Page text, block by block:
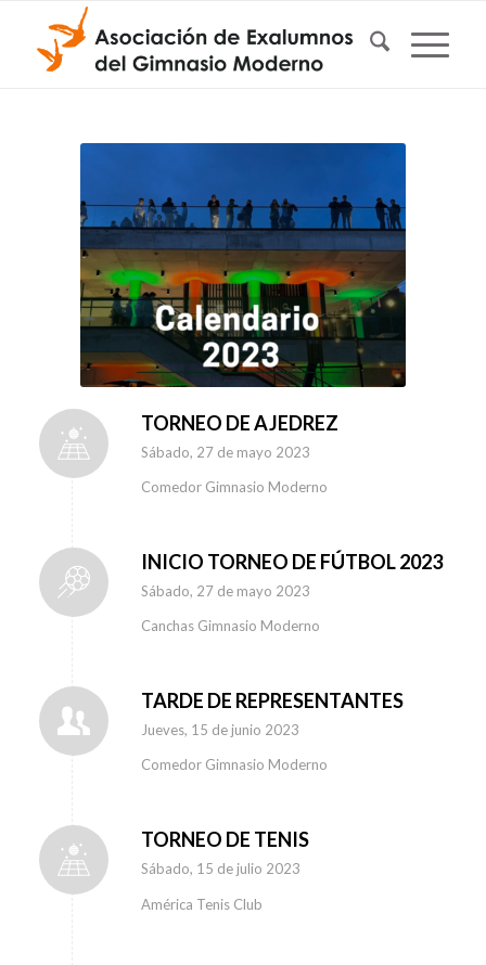
TORNEO DE AJEDREZ
Sábado, 27 de mayo 2023
Comedor Gimnasio Moderno
INICIO TORNEO DE FÚTBOL 2023
Sábado, 27 de mayo 2023
Canchas Gimnasio Moderno
TARDE DE REPRESENTANTES
Jueves, 15 de junio 2023
Comedor Gimnasio Moderno
TORNEO DE TENIS
Sábado, 15 de julio 2023
América Tenis Club